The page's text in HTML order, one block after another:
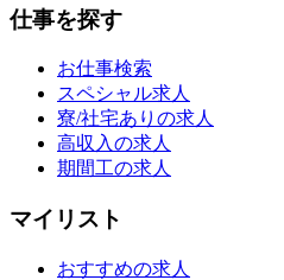
仕事を探す
お仕事検索
スペシャル求人
寮/社宅ありの求人
高収入の求人
期間工の求人
マイリスト
おすすめの求人